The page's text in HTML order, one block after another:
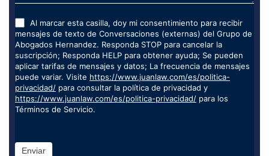
Al marcar esta casilla, doy mi consentimiento para recibir
mensajes de texto de Conversaciones (externas) del Grupo de
Abogados Hernandez. Responda STOP para cancelar la
suscripción; Responda HELP para obtener ayuda; Se pueden
aplicar tarifas de mensajes y datos; La frecuencia de mensajes
puede variar. Visite https://www.juanlaw.com/es/politica-
privacidad/ para consultar la política de privacidad y
https://www.juanlaw.com/es/politica-privacidad/ para los
Términos de Servicio.
Enviar